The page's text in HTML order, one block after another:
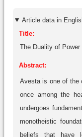
Title:
The Duality of
Abstract:
Avesta is one of the
once among the
undergoes
monotheistic
beliefs that have